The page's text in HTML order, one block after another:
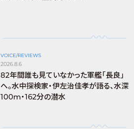
VOICE/REVIEWS
2026.8.6
82年間誰も見ていなかった軍艦「長良」
へ。水中探検家・伊左治佳孝が語る、水深
100m・162分の潜水